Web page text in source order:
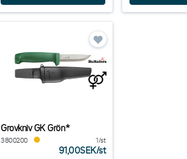
Grovkniv GK Grön*
3800200 1/st
91,00SEK/st